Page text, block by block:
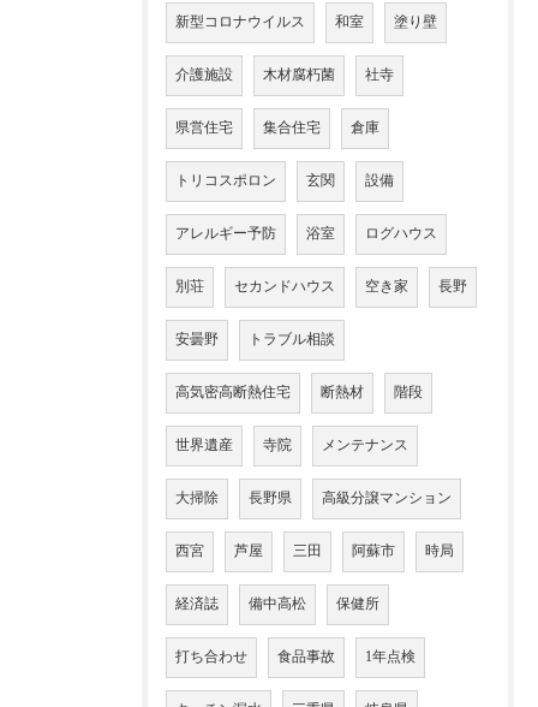
新型コロナウイルス 和室 塗り壁
介護施設 木材腐朽菌 社寺
県営住宅 集合住宅 倉庫
トリコスポロン 玄関 設備
アレルギー予防 浴室 ログハウス
別荘 セカンドハウス 空き家 長野
安曇野 トラブル相談
高気密高断熱住宅 断熱材 階段
世界遺産 寺院 メンテナンス
大掃除 長野県 高級分譲マンション
西宮 芦屋 三田 阿蘇市 時局
経済誌 備中高松 保健所
打ち合わせ 食品事故 1年点検